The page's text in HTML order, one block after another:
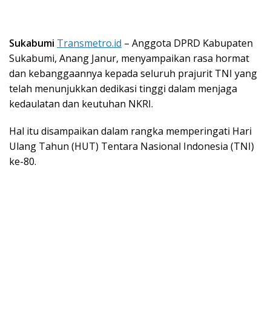
Sukabumi Transmetro.id – Anggota DPRD Kabupaten
Sukabumi, Anang Janur, menyampaikan rasa hormat
dan kebanggaannya kepada seluruh prajurit TNI yang
telah menunjukkan dedikasi tinggi dalam menjaga
kedaulatan dan keutuhan NKRI.
Hal itu disampaikan dalam rangka memperingati Hari
Ulang Tahun (HUT) Tentara Nasional Indonesia (TNI)
ke-80.